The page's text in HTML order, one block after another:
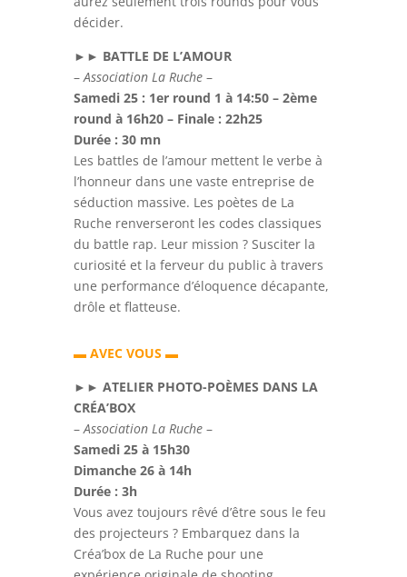
décider.
►► BATTLE DE L’AMOUR
– Association La Ruche–
Samedi 25 : 1er round 1 à 14:50 – 2ème
round à 16h20 – Finale : 22h25
Durée : 30 mn
Les battles de l’amour mettent le verbe à
l’honneur dans une vaste entreprise de
séduction massive. Les poètes de La
Ruche renverseront les codes classiques
du battle rap. Leur mission ? Susciter la
curiosité et la ferveur du public à travers
une performance d’éloquence décapante,
drôle et flatteuse.
▬AVEC VOUS ▬
►► ATELIER PHOTO-POÈMES DANS LA
CRÉA’BOX
– Association La Ruche–
Samedi 25 à 15h30
Dimanche 26 à 14h
Durée : 3h
Vous avez toujours rêvé d’être sous le feu
des projecteurs ? Embarquez dans la
Créa’box de La Ruche pour une